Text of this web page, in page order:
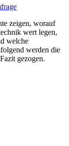
zeigen, worauf
wert legen,
welche
werden die
gezogen.